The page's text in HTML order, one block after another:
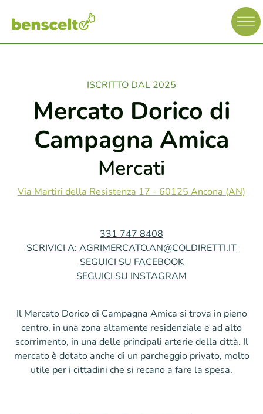
ISCRITTO DAL 2025
Mercato Dorico di
Campagna Amica
Mercati
Via Martiri della Resistenza 17 - 60125 Ancona (AN)
331 747 8408
SCRIVICI A: AGRIMERCATO.AN@COLDIRETTI.IT
SEGUICI SU FACEBOOK
SEGUICI SU INSTAGRAM
Il Mercato Dorico di Campagna Amica si trova in pieno
centro, in una zona altamente residenziale e ad alto
scorrimento, in una delle principali arterie della città. Il
mercato è dotato anche di un parcheggio privato, molto
utile per i cittadini che si recano a fare la spesa.